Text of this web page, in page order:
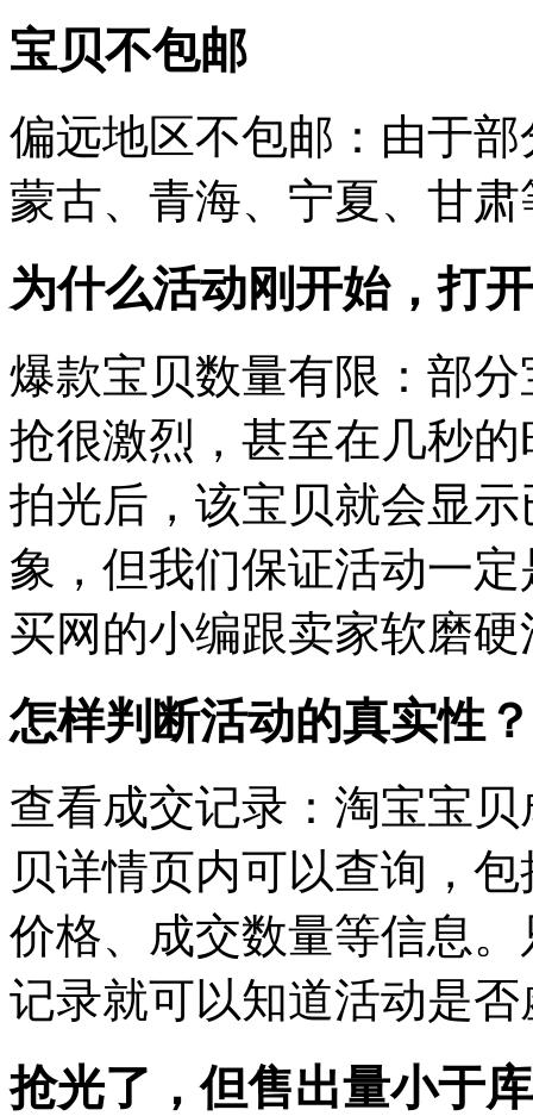
宝贝不包邮
偏远地区不包邮：由于
蒙古、青海、宁夏、甘
为什么活动刚开始，打
爆款宝贝数量有限：部
抢很激烈，甚至在几秒
拍光后，该宝贝就会显
象，但我们保证活动一
买网的小编跟卖家软磨
怎样判断活动的真实性？
查看成交记录：淘宝宝
贝详情页内可以查询，
价格、成交数量等信息
记录就可以知道活动是
抢光了，但售出量小于